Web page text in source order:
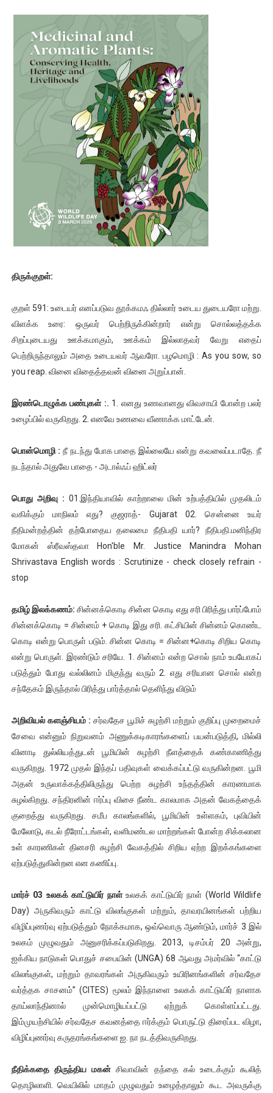
பள்ளி காலை வழிபாட்டு செயல்பாடுகள் - 06-11-2025
கேட் நுழைவுத்தேர்வு ஹால் டிக்கெட் 12-ந்தேதி வெளியாகிறது
பள்ளி காலை வழிபாட்டு செயல்பாடுகள் - 03/03/2026
பள்ளி காலை வழிபாட்டு செயல்பாடுகள் - 03/02/2026
பள்ளி காலை வழிபாட்டு செயல்பாடுகள் - 26/01/2026
திருக்குறள்:
குறள் 591: உடையர் எனப்படுவ தூக்கமஃ தில்லார் உடைய துடையரோ மற்று.
விளக்க உரை: ஒருவர் பெற்றிருக்கின்றார் என்று சொல்லத்தக்க
சிறப்புடையது ஊக்கமாகும், ஊக்கம் இல்லாதவர் வேறு எதைப்
பெற்றிருந்தாலும் அதை உடையவர் ஆவரோ. பழமொழி : As you sow, so
you reap. வினை விதைத்தவன் வினை அறுப்பான்.
இரண்டொழுக்க பண்புகள் :. 1. எனது உணவானது விவசாயி போன்ற பலர்
உழைப்பில் வருகிறது. 2. எனவே உணவை வீணாக்க மாட்டேன்.
பொன்மொழி : நீ நடந்து போக பாதை இல்லையே என்று கவலைப்படாதே. நீ
நடந்தால் அதுவே பாதை - அடால்ஃப் ஹிட்லர்
பொது அறிவு : 01.இந்தியாவில் காற்றாலை மின் உற்பத்தியில் முதலிடம்
வகிக்கும் மாநிலம் எது? குஜராத்- Gujarat 02. சென்னை உயர்
நீதிமன்றத்தின் தற்போதைய தலைமை நீதிபதி யார்? நீதிபதி.மனிந்திர
மோகன் ஸ்ரீவஸ்தவா Hon'ble Mr. Justice Manindra Mohan
Shrivastava English words : Scrutinize - check closely refrain -
stop
தமிழ் இலக்கணம்: சின்னக்கொடி சின்ன கொடி எது சரி பிரித்து பார்ப்போம்
சின்னக்கொடி = சின்னம் + கொடி இது சரி. கட்சியின் சின்னம் கொண்ட
கொடி என்று பொருள் படும். சின்ன கொடி = சின்ன+கொடி சிறிய கொடி
என்று பொருள். இரண்டும் சரியே. 1. சின்னம் என்ற சொல் நாம் உபயோகப்
படுத்தும் போது வல்லினம் மிகுந்து வரும் 2. எது சரியான சொல் என்ற
சந்தேகம் இருந்தால் பிரித்து பார்த்தால் தெளிந்து விடும்
அறிவியல் களஞ்சியம் : சர்வதேச பூமிச் சுழற்சி மற்றும் குறிப்பு முறைமைச்
சேவை என்னும் நிறுவனம் அணுக்கடிகாரங்களைப் பயன்படுத்தி, மில்லி
வினாடி துல்லியத்துடன் பூமியின் சுழற்சி நீளத்தைக் கண்காணித்து
வருகிறது. 1972 முதல் இந்தப் பதிவுகள் வைக்கப்பட்டு வருகின்றன. பூமி
அதன் உருவாக்கத்திலிருந்து பெற்ற சுழற்சி உந்தத்தின் காரணமாக
சுழல்கிறது. சந்திரனின் ஈர்ப்பு விசை நீண்ட காலமாக அதன் வேகத்தைக்
குறைத்து வருகிறது. சமீப காலங்களில், பூமியின் உள்ளகம், புவியின்
மேலோடு, கடல் நீரோட்டங்கள், வளிமண்டல மாற்றங்கள் போன்ற சிக்கலான
உள் காரணிகள் தினசரி சுழற்சி வேகத்தில் சிறிய ஏற்ற இறக்கங்களை
ஏற்படுத்துகின்றன என கணிப்பு.
மார்ச் 03 உலகக் காட்டுயிர் நாள்உலகக் காட்டுயிர் நாள் (World Wildlife
Day) அருகிவரும் காட்டு விலங்குகள் மற்றும், தாவரயினங்கள் பற்றிய
விழிப்புணர்வு ஏற்படுத்தும் நோக்கமாக, ஒவ்வொரு ஆண்டும், மார்ச் 3 இல்
உலகம் முழுவதும் அனுசரிக்கப்படுகிறது. 2013, டிசம்பர் 20 அன்று,
ஐக்கிய நாடுகள் பொதுச் சபையின் (UNGA) 68 ஆவது அமர்வில் “காட்டு
விலங்குகள், மற்றும் தாவரங்கள் அருகிவரும் உயிரினங்களின் சர்வதேச
வர்த்தக சாசனம்” (CITES) மூலம் இந்நாளை உலகக் காட்டுயிர் நாளாக
தாய்லாந்தினால் முன்மொழியப்பட்டு ஏற்றுக் கொள்ளப்பட்டது.
இம்முயற்சியில் சர்வதேச கவனத்தை ஈர்க்கும் பொருட்டு திரைப்பட விழா,
விழிப்புணர்வு கருதரங்கங்களை ஐ. நா நடத்திவருகிறது.
நீதிக்கதை திருந்திய மகன் சிவாவின் தந்தை கல் உடைக்கும் கூலித்
தொழிலாளி. வெயிலில் மாதம் முழுவதும் உழைத்தாலும் கூட அவருக்கு